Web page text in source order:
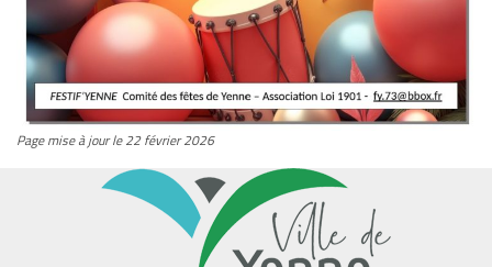
Page mise à jour le 22 février 2026